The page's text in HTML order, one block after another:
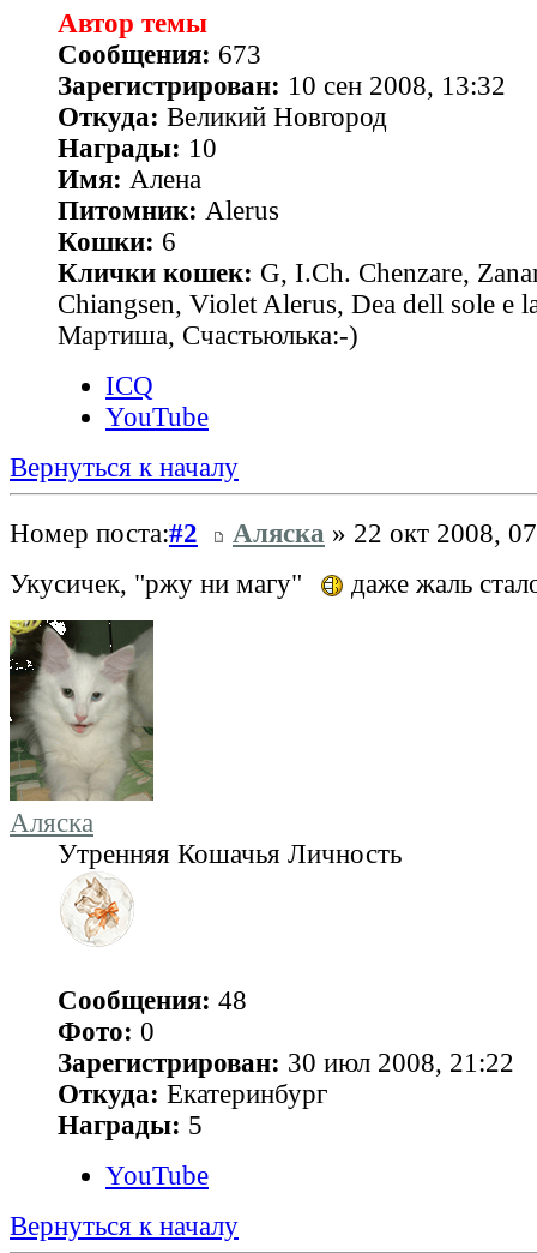
Автор темы
Сообщения: 673
Зарегистрирован: 10 сен 2008, 13:32
Откуда: Великий Новгород
Награды: 10
Имя: Алена
Питомник: Alerus
Кошки: 6
Клички кошек: G, I.Ch. Chenzare,
Chiangsen, Violet Alerus, Dea dell sole e
Мартиша, Счастьюлька:-)
ICQ
YouTube
Вернуться к началу
Номер поста:#2 Аляска » 22 окт 2008,
Укусичек, "ржу ни магу"
даже жаль
Аляска
Утренняя Кошачья Личность
Сообщения: 48
Фото: 0
Зарегистрирован: 30 июл 2008, 21:22
Откуда: Екатеринбург
Награды: 5
YouTube
Вернуться к началу